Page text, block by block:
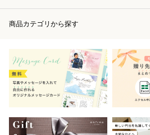
商品カテゴリから探す